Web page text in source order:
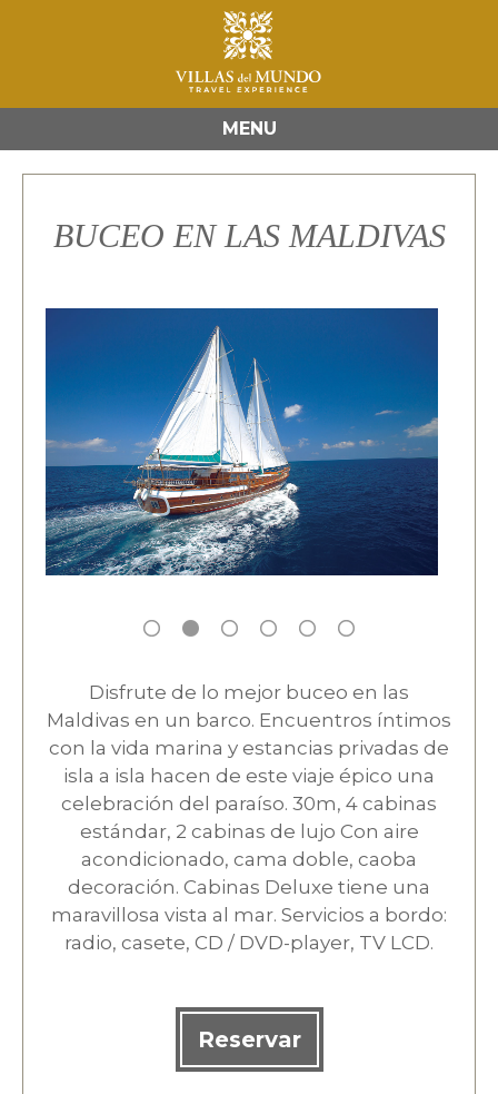
MENU
BUCEO EN LAS MALDIVAS
Disfrute de lo mejor buceo en las
Maldivas en un barco. Encuentros íntimos
con la vida marina y estancias privadas de
isla a isla hacen de este viaje épico una
celebración del paraíso. 30m, 4 cabinas
estándar, 2 cabinas de lujo Con aire
acondicionado, cama doble, caoba
decoración. Cabinas Deluxe tiene una
maravillosa vista al mar. Servicios a bordo:
radio, casete, CD / DVD-player, TV LCD.
Reservar